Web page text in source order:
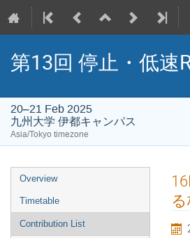
第13回 停止・低速
20–21 Feb 2025
九州大学 伊都キャンパス
Asia/Tokyo timezone
Event
menu
Overview
Timetable
Contribution List